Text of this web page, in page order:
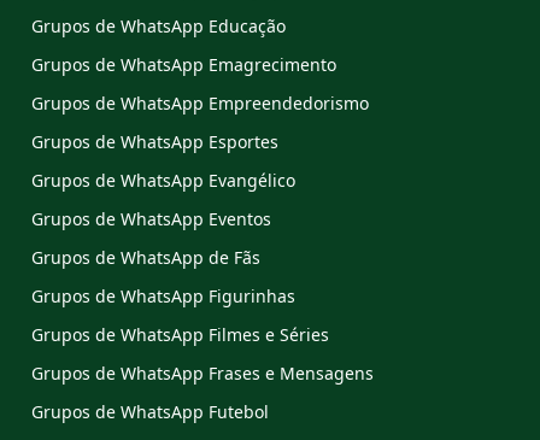
Grupos de WhatsApp Educação
Grupos de WhatsApp Emagrecimento
Grupos de WhatsApp Empreendedorismo
Grupos de WhatsApp Esportes
Grupos de WhatsApp Evangélico
Grupos de WhatsApp Eventos
Grupos de WhatsApp de Fãs
Grupos de WhatsApp Figurinhas
Grupos de WhatsApp Filmes e Séries
Grupos de WhatsApp Frases e Mensagens
Grupos de WhatsApp Futebol